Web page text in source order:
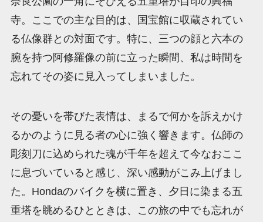
寺。ここでの主な目的は、国宝館に収蔵されてい
る仏像群との対面です。特に、三つの顔と六本の
腕を持つ阿修羅像の前に立った瞬間、私は時間を
忘れてその姿に見入ってしまいました。
その憂いを帯びた表情は、まるで何かを訴えかけ
るかのように見る者の心に強く響きます。仏師の
彫刻刀に込められた魂が千年を超えて今なおここ
に息づいていると感じ、深い感動がこみ上げまし
た。Hondaのバイクを横に置き、夕日に染まる五
重塔を眺めるひとときは、この旅の中でも忘れが